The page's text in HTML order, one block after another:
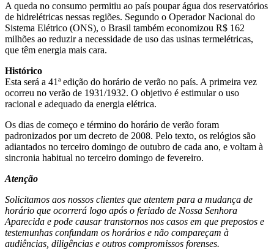
A queda no consumo permitiu ao país poupar água dos reservatórios
de hidrelétricas nessas regiões. Segundo o Operador Nacional do
Sistema Elétrico (ONS), o Brasil também economizou R$ 162
milhões ao reduzir a necessidade de uso das usinas termelétricas,
que têm energia mais cara.
Histórico
Esta será a 41ª edição do horário de verão no país. A primeira vez
ocorreu no verão de 1931/1932. O objetivo é estimular o uso
racional e adequado da energia elétrica.
Os dias de começo e término do horário de verão foram
padronizados por um decreto de 2008. Pelo texto, os relógios são
adiantados no terceiro domingo de outubro de cada ano, e voltam à
sincronia habitual no terceiro domingo de fevereiro.
Atenção
Solicitamos aos nossos clientes que atentem para a mudança de
horário que ocorrerá logo após o feriado de Nossa Senhora
Aparecida e pode causar transtornos nos casos em que prepostos e
testemunhas confundam os horários e não compareçam à
audiências, diligências e outros compromissos forenses.